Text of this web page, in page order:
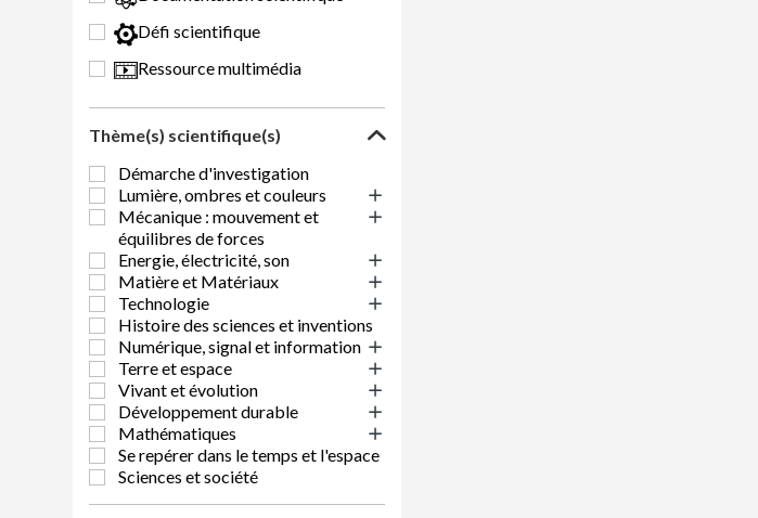
Défi scientifique
Ressource multimédia
Thème(s) scientifique(s)
Démarche d'investigation
Lumière, ombres et couleurs
Mécanique : mouvement et
équilibres de forces
Energie, électricité, son
Matière et Matériaux
Technologie
Histoire des sciences et inventions
Numérique, signal et information
Terre et espace
Vivant et évolution
Développement durable
Mathématiques
Se repérer dans le temps et l'espace
Sciences et société